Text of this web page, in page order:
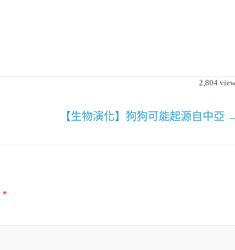
2,804
【生物演化】狗狗可能起源自中亞
*